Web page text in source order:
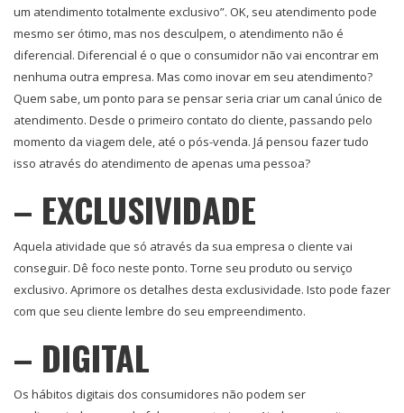
um atendimento totalmente exclusivo”. OK, seu atendimento pode
mesmo ser ótimo, mas nos desculpem, o atendimento não é
diferencial. Diferencial é o que o consumidor não vai encontrar em
nenhuma outra empresa. Mas como inovar em seu atendimento?
Quem sabe, um ponto para se pensar seria criar um canal único de
atendimento. Desde o primeiro contato do cliente, passando pelo
momento da viagem dele, até o pós-venda. Já pensou fazer tudo
isso através do atendimento de apenas uma pessoa?
– EXCLUSIVIDADE
Aquela atividade que só através da sua empresa o cliente vai
conseguir. Dê foco neste ponto. Torne seu produto ou serviço
exclusivo. Aprimore os detalhes desta exclusividade. Isto pode fazer
com que seu cliente lembre do seu empreendimento.
– DIGITAL
Os hábitos digitais dos consumidores não podem ser